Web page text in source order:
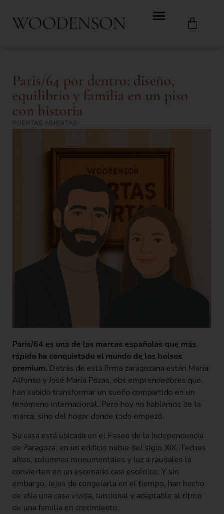
Paris/64 por dentro: diseño,
equilibrio y familia en un piso
con historia
PUERTAS ABIERTAS
Paris/64 es una de las marcas españolas que más
rápido ha conquistado el mundo de los bolsos
premium. Detrás de esta firma zaragozana están María
Alfonso y José María Pozas, dos emprendedores que
han sabido transformar un sueño compartido en un
fenómeno internacional. Pero hoy no hablamos de la
marca, sino del hogar donde todo empezó.
Su casa está ubicada en el Paseo de la Independencia
de Zaragoza, en un edificio noble del siglo XIX. Techos
altos, columnas monumentales y luz a raudales la
convierten en un escenario casi escénico. Y sin
embargo, lejos de congelarla en el tiempo, han hecho
de ella una casa vivida, funcional y adaptable al ritmo
de una familia en crecimiento.